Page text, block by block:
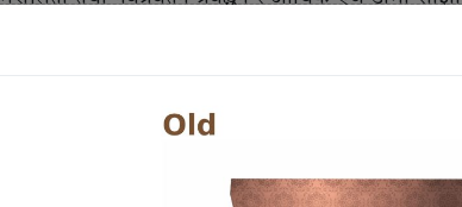
।
उपाध्यक्ष विपिन कावरा, कोषाध्यक्ष पारस लुनिया
विस्तार गर्ने उद्देश्यले सञ्चालन गरेको तीनदिनेकोशी